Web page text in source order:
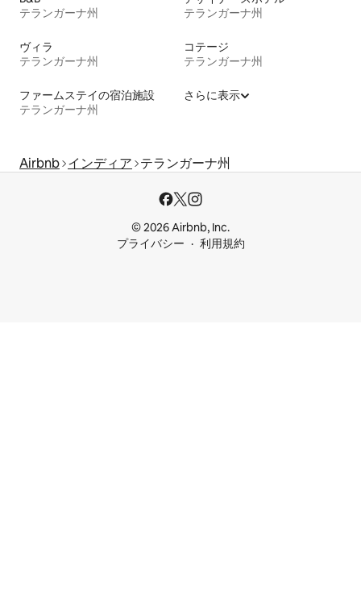
テランガーナ州
テランガーナ州
ヴィラ
テランガーナ州
コテージ
テランガーナ州
ファームステイの宿泊施設
テランガーナ州
さらに表示
Airbnb インディア テランガーナ州
© 2026 Airbnb, Inc.
プライバシー
利用規約